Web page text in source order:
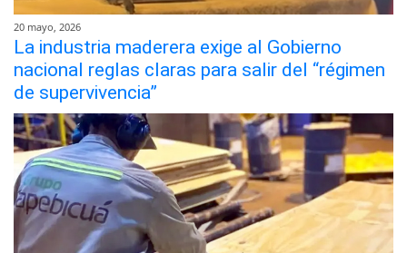
20 mayo, 2026
La industria maderera exige al Gobierno
nacional reglas claras para salir del “régimen
de supervivencia”